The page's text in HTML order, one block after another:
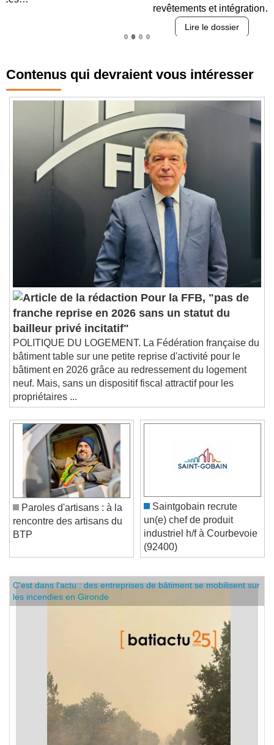
revêtements et intégration…
Contenus qui devraient vous intéresser
Pour la FFB, "pas de
franche reprise en 2026 sans un statut du
bailleur privé incitatif"
POLITIQUE DU LOGEMENT. La Fédération française du
bâtiment table sur une petite reprise d'activité pour le
bâtiment en 2026 grâce au redressement du logement
neuf. Mais, sans un dispositif fiscal attractif pour les
propriétaires ...
Paroles d'artisans : à la
rencontre des artisans du
Saintgobain recrute
un(e) chef de produit
industriel h/f à Courbevoie
(92400)
C'est dans l'actu : des entreprises de bâtiment se mobilisent sur
les incendies en Gironde